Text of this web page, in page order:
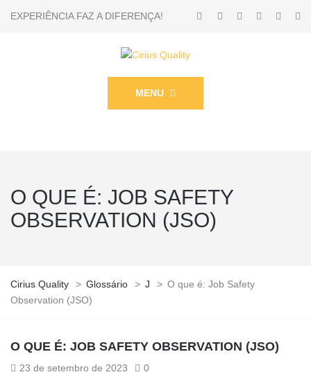
EXPERIÊNCIA FAZ A DIFERENÇA!
MENU
O QUE É: JOB SAFETY
OBSERVATION (JSO)
Cirius Quality > Glossário > J > O que é: Job Safety
Observation (JSO)
O QUE É: JOB SAFETY OBSERVATION (JSO)
23 de setembro de 2023 0